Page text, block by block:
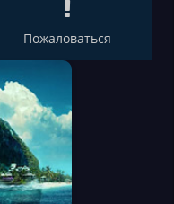
Пожаловаться